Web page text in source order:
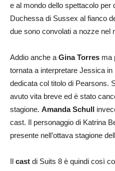
e al mondo dello spettacolo per
Duchessa di Sussex al fianco
due sono convolati a nozze nel
Addio anche a Gina Torres ma
tornata a interpretare Jessica
dedicata col titolo di Pearsons.
avuto vita breve ed è stato
stagione. Amanda Schull
cast. Il personaggio di Katrina
presente nell’ottava stagione
Il cast di Suits 8 è quindi così